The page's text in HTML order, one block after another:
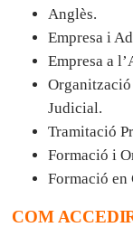
Anglès.
Empresa i
Empresa a
Judicial.
Tramitació
Formació i
Formació en
COM